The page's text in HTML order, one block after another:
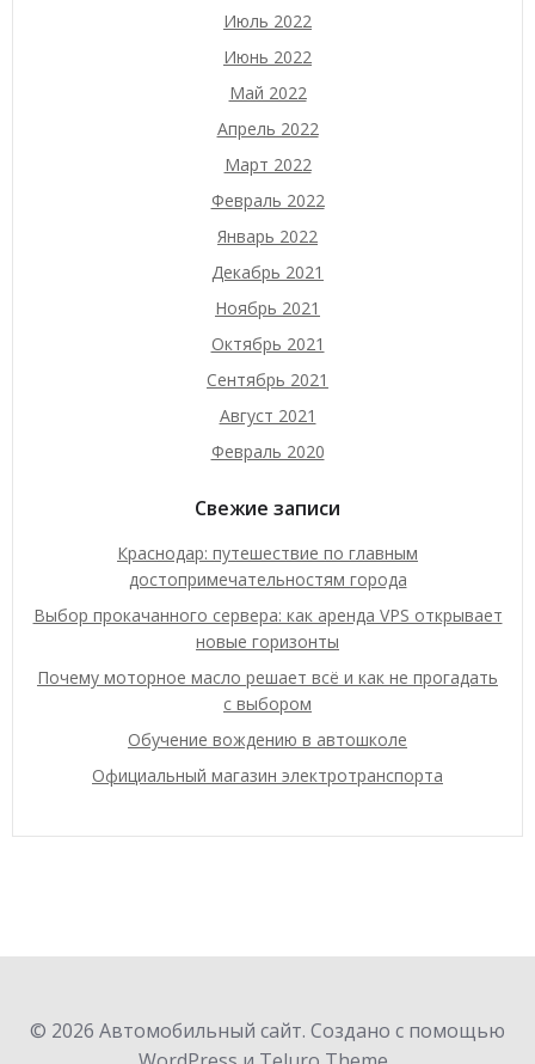
Июль 2022
Июнь 2022
Май 2022
Апрель 2022
Март 2022
Февраль 2022
Январь 2022
Декабрь 2021
Ноябрь 2021
Октябрь 2021
Сентябрь 2021
Август 2021
Февраль 2020
Свежие записи
Краснодар: путешествие по главным
достопримечательностям города
Выбор прокачанного сервера: как аренда VPS открывает
новые горизонты
Почему моторное масло решает всё и как не прогадать
с выбором
Обучение вождению в автошколе
Официальный магазин электротранспорта
© 2026 Автомобильный сайт. Создано с помощью